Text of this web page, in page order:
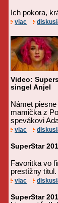
Ich pokora,
viac
Video:
singel Anjel
Námet
mamička z
spevákovi
viac
SuperStar
Favoritka vo
prestížny titul.
viac
SuperStar